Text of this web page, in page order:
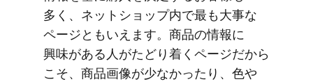
多く、​ネットショップ内で​最も​大事な​
ページとも​いえます。​商品の​情報に​
興味が​ある​人が​たどり着く​ページだから​
こそ、​商品画像が​少なかったり、​色や​